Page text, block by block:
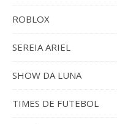
ROBLOX
SEREIA ARIEL
SHOW DA LUNA
TIMES DE FUTEBOL